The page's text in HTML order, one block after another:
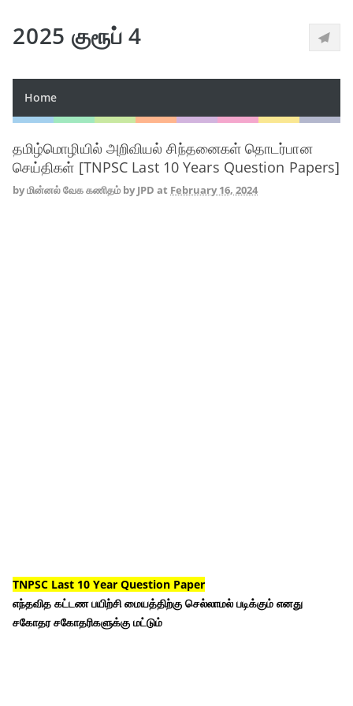
2025 குரூப் 4
Home
தமிழ்மொழியில் அறிவியல் சிந்தனைகள் தொடர்பான
செய்திகள் [TNPSC Last 10 Years Question Papers]
byமின்னல் வேக கணிதம் by JPD at February 16, 2024
TNPSC Last 10 Year Question Paper
எந்தவித கட்டண பயிற்சி மையத்திற்கு செல்லாமல் படிக்கும் எனது
சகோதர சகோதரிகளுக்கு மட்டும்